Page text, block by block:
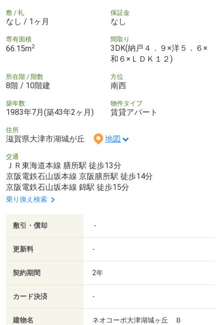
敷 / 礼
なし / 1ヶ月
保証金
なし
専有面積
66.15m2
間取り
3DK(納戸４．９×洋５．６×
和６×ＬＤＫ１２)
所在階 / 階数
8階 / 10階建
方位
南西
築年数
1983年7月(築43年2ヶ月)
物件タイプ
賃貸アパート
住所
滋賀県大津市湖城が丘 地図
交通
ＪＲ東海道本線 膳所駅 徒歩13分
京阪電鉄石山坂本線 京阪膳所駅 徒歩14分
京阪電鉄石山坂本線 錦駅 徒歩15分
乗り換え検索
敷引・償却 -
更新料 -
契約期間 2年
カード決済 -
建物名 ネオコーポ大津湖城ヶ丘 Ｂ